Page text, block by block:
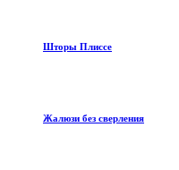
Шторы Плиссе
Жалюзи без сверления